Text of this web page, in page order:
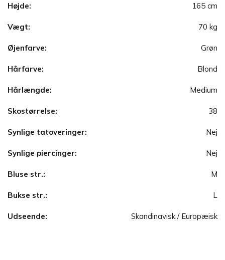
Højde: 165 cm
Vægt: 70 kg
Øjenfarve: Grøn
Hårfarve: Blond
Hårlængde: Medium
Skostørrelse: 38
Synlige tatoveringer: Nej
Synlige piercinger: Nej
Bluse str.: M
Bukse str.: L
Udseende: Skandinavisk / Europæisk